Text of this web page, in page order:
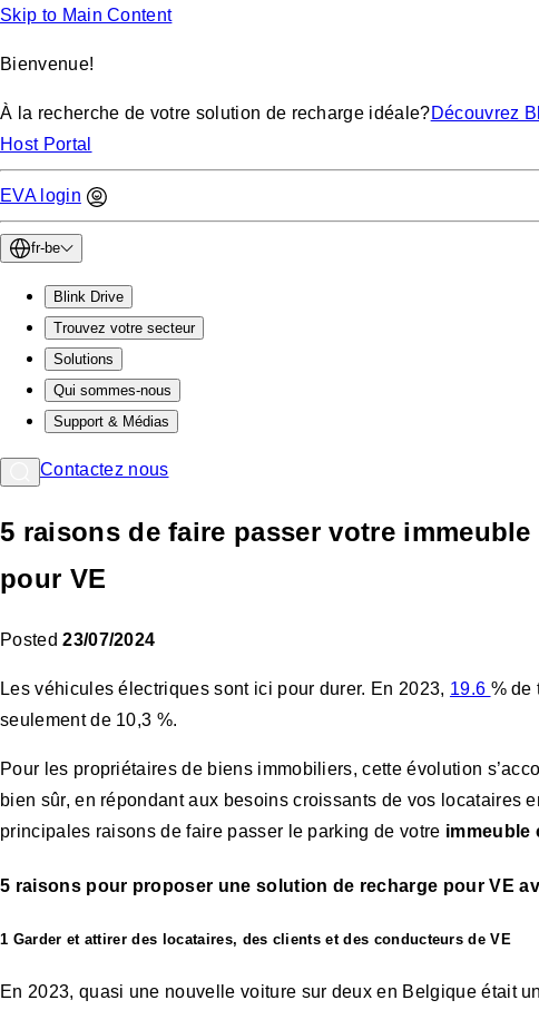
Skip to Main Content
Bienvenue!
À la recherche de votre solution de recharge idéale?Découvrez
Host Portal
EVA login
fr-be
Blink Drive
Trouvez votre secteur
Solutions
Qui sommes-nous
Support & Médias
Contactez nous
5 raisons de faire passer votre
pour VE
Posted 23/07/2024
Les véhicules électriques sont ici pour durer. En 2023, 19.6 % de
seulement de 10,3 %.
Pour les propriétaires de biens immobiliers, cette évolution
bien sûr, en répondant aux besoins croissants de vos locataires
principales raisons de faire passer le parking de votre immeuble
5 raisons pour proposer une solution de recharge pour VE
1 Garder et attirer des locataires, des clients et des conducteurs de VE
En 2023, quasi une nouvelle voiture sur deux en Belgique était